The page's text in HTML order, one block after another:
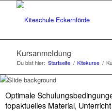
Kursanmeldung
Du bist hier: Startseite / Kitekurse /
Optimale
topaktuelles Material,